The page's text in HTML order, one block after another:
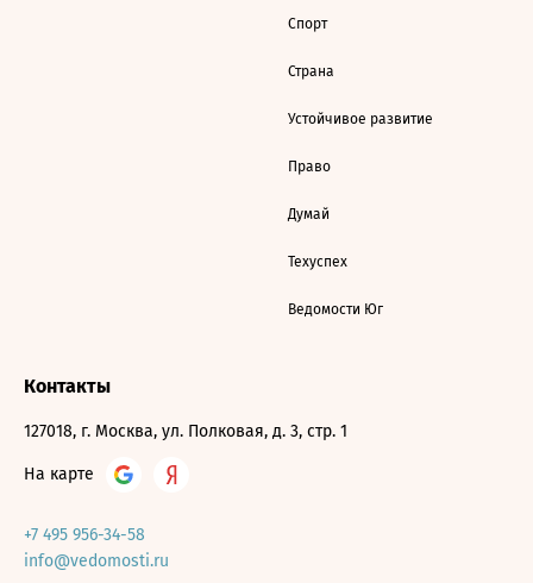
Спорт
Страна
Устойчивое развитие
Право
Думай
Техуспех
Ведомости Юг
Контакты
127018, г. Москва, ул. Полковая, д. 3, стр. 1
На карте
+7 495 956-34-58
info@vedomosti.ru